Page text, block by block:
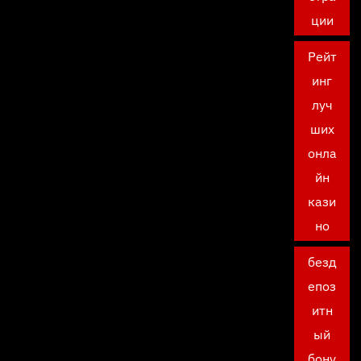
ции
Рейт
инг
луч
ших
онла
йн
кази
но
безд
епоз
итн
ый